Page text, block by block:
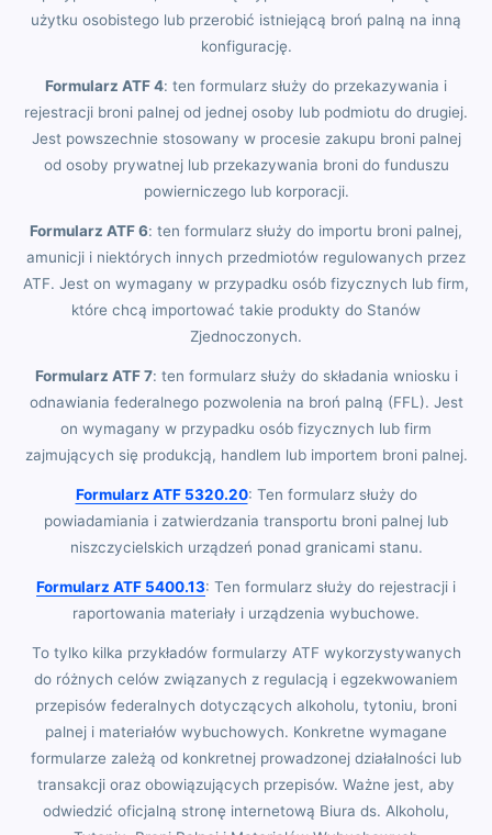
użytku osobistego lub przerobić istniejącą broń palną na inną
konfigurację.
Formularz ATF 4: ten formularz służy do przekazywania i
rejestracji broni palnej od jednej osoby lub podmiotu do drugiej.
Jest powszechnie stosowany w procesie zakupu broni palnej
od osoby prywatnej lub przekazywania broni do funduszu
powierniczego lub korporacji.
Formularz ATF 6: ten formularz służy do importu broni palnej,
amunicji i niektórych innych przedmiotów regulowanych przez
ATF. Jest on wymagany w przypadku osób fizycznych lub firm,
które chcą importować takie produkty do Stanów
Zjednoczonych.
Formularz ATF 7: ten formularz służy do składania wniosku i
odnawiania federalnego pozwolenia na broń palną (FFL). Jest
on wymagany w przypadku osób fizycznych lub firm
zajmujących się produkcją, handlem lub importem broni palnej.
Formularz ATF 5320.20: Ten formularz służy do
powiadamiania i zatwierdzania transportu broni palnej lub
niszczycielskich urządzeń ponad granicami stanu.
Formularz ATF 5400.13: Ten formularz służy do rejestracji i
raportowania materiały i urządzenia wybuchowe.
To tylko kilka przykładów formularzy ATF wykorzystywanych
do różnych celów związanych z regulacją i egzekwowaniem
przepisów federalnych dotyczących alkoholu, tytoniu, broni
palnej i materiałów wybuchowych. Konkretne wymagane
formularze zależą od konkretnej prowadzonej działalności lub
transakcji oraz obowiązujących przepisów. Ważne jest, aby
odwiedzić oficjalną stronę internetową Biura ds. Alkoholu,